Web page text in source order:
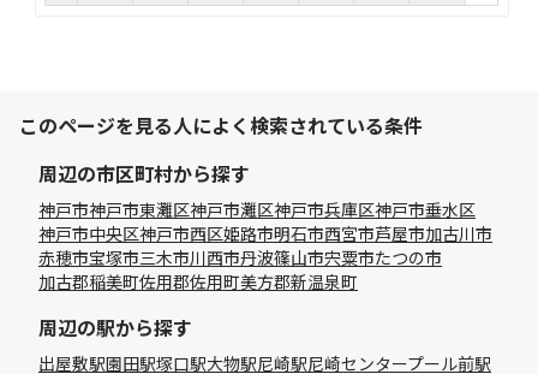
このページを見る人によく検索されている条件
周辺の市区町村から探す
神戸市神戸市東灘区神戸市灘区神戸市兵庫区神戸市垂水区
神戸市中央区神戸市西区姫路市明石市西宮市芦屋市加古川市
赤穂市宝塚市三木市川西市丹波篠山市宍粟市たつの市
加古郡稲美町佐用郡佐用町美方郡新温泉町
周辺の駅から探す
出屋敷駅園田駅塚口駅大物駅尼崎駅尼崎センタープール前駅